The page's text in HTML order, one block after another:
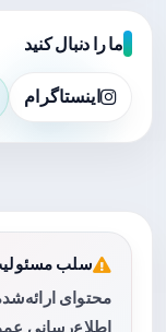
ما را دنبال کنید
اینستاگرام
سلب
محتوای
اطلاع‌رسانی